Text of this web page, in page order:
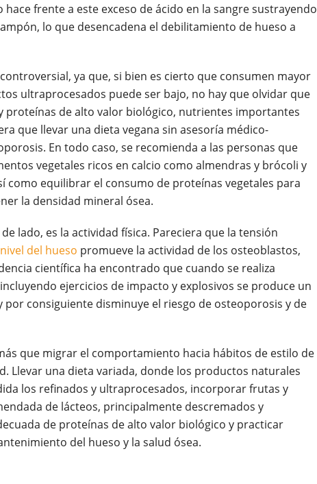
frente a este exceso de ácido en la sangre sustrayendo
lo que desencadena el debilitamiento de hueso a
ya que, si bien es cierto que consumen mayor
ultraprocesados puede ser bajo, no hay que olvidar que
proteínas de alto valor biológico, nutrientes importantes
que llevar una dieta vegana sin asesoría médico-
En todo caso, se recomienda a las personas que
vegetales ricos en calcio como almendras y brócoli y
como equilibrar el consumo de proteínas vegetales para
la densidad mineral ósea.
lado, es la actividad física. Pareciera que la tensión
del hueso promueve la actividad de los osteoblastos,
científica ha encontrado que cuando se realiza
ejercicios de impacto y explosivos se produce un
consiguiente disminuye el riesgo de osteoporosis y de
que migrar el comportamiento hacia hábitos de estilo de
Llevar una dieta variada, donde los productos naturales
los refinados y ultraprocesados, incorporar frutas y
de lácteos, principalmente descremados y
de proteínas de alto valor biológico y practicar
del hueso y la salud ósea.